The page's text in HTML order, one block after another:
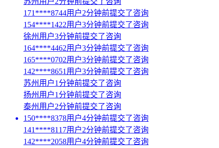
171****8744用户2分钟前提交了咨询
154****1422用户3分钟前提交了咨询
徐州用户3分钟前提交了咨询
164****4462用户3分钟前提交了咨询
165****0702用户3分钟前提交了咨询
142****8651用户3分钟前提交了咨询
苏州用户1分钟前提交了咨询
扬州用户1分钟前提交了咨询
泰州用户2分钟前提交了咨询
150****8378用户4分钟前提交了咨询
141****8117用户2分钟前提交了咨询
142****2058用户4分钟前提交了咨询